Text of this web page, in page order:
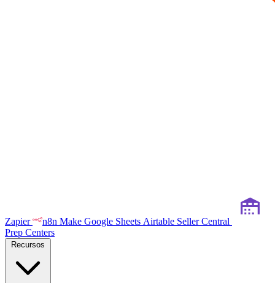
Zapier n8n Make Google Sheets Airtable Seller Central
Prep Centers